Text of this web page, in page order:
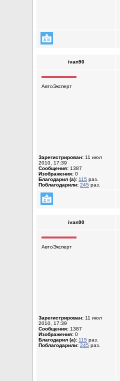
ivan90
АвтоЭксперт
Зарегистрирован: 11 июл
2010, 17:39
Сообщения: 1387
Изображения: 0
Благодарил (а): 115 раз.
Поблагодарили: 245 раз.
ivan90
АвтоЭксперт
Зарегистрирован: 11 июл
2010, 17:39
Сообщения: 1387
Изображения: 0
Благодарил (а): 115 раз.
Поблагодарили: 245 раз.